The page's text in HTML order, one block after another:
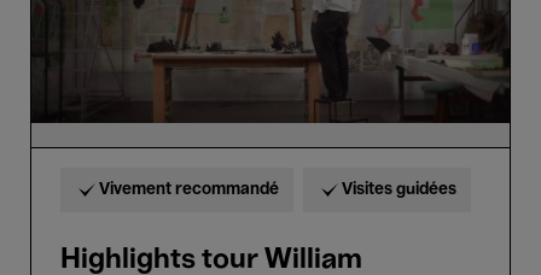
Vivement recommandé Visites guidées
Highlights tour William